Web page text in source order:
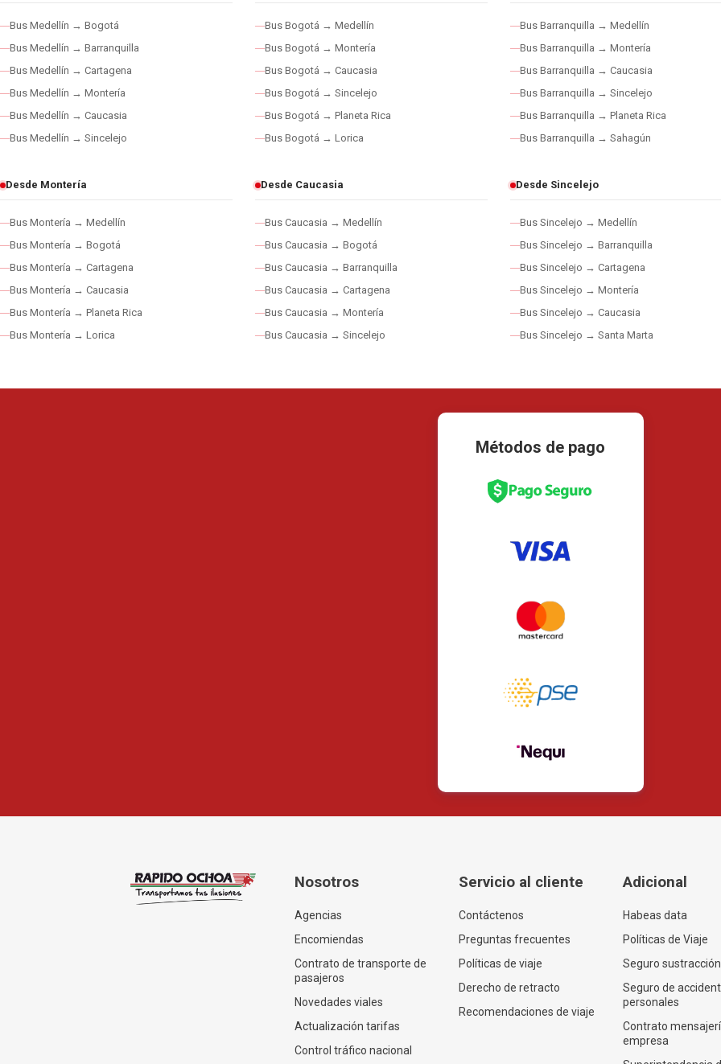
Bus Medellín → Bogotá
Bus Medellín → Barranquilla
Bus Medellín → Cartagena
Bus Medellín → Montería
Bus Medellín → Caucasia
Bus Medellín → Sincelejo
Bus Bogotá → Medellín
Bus Bogotá → Montería
Bus Bogotá → Caucasia
Bus Bogotá → Sincelejo
Bus Bogotá → Planeta Rica
Bus Bogotá → Lorica
Bus Barranquilla → Medellín
Bus Barranquilla → Montería
Bus Barranquilla → Caucasia
Bus Barranquilla → Sincelejo
Bus Barranquilla → Planeta Rica
Bus Barranquilla → Sahagún
Desde Montería
Bus Montería → Medellín
Bus Montería → Bogotá
Bus Montería → Cartagena
Bus Montería → Caucasia
Bus Montería → Planeta Rica
Bus Montería → Lorica
Desde Caucasia
Bus Caucasia → Medellín
Bus Caucasia → Bogotá
Bus Caucasia → Barranquilla
Bus Caucasia → Cartagena
Bus Caucasia → Montería
Bus Caucasia → Sincelejo
Desde Sincelejo
Bus Sincelejo → Medellín
Bus Sincelejo → Barranquilla
Bus Sincelejo → Cartagena
Bus Sincelejo → Montería
Bus Sincelejo → Caucasia
Bus Sincelejo → Santa Marta
Métodos de pago
Nosotros
Agencias
Encomiendas
Contrato de transporte de
pasajeros
Novedades viales
Actualización tarifas
Control tráfico nacional
Servicio al cliente
Contáctenos
Preguntas frecuentes
Políticas de viaje
Derecho de retracto
Recomendaciones de viaje
Adicional
Habeas data
Políticas de Viaje
Seguro sustracción
Seguro de
personales
Contrato
empresa